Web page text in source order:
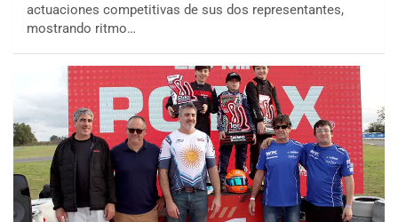
actuaciones competitivas de sus dos representantes,
mostrando ritmo…